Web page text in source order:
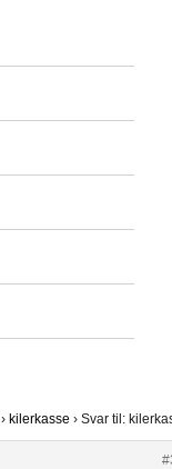
› kilerkasse › Svar til: